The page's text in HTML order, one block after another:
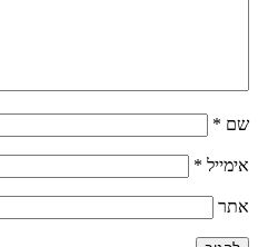
שם *
אימייל *
אתר